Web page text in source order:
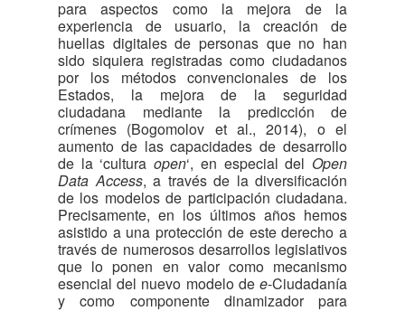
para aspectos como la mejora de la
experiencia de usuario, la creación de
huellas digitales de personas que no han
sido siquiera registradas como ciudadanos
por los métodos convencionales de los
Estados, la mejora de la seguridad
ciudadana mediante la predicción de
crímenes (Bogomolov et al., 2014), o el
aumento de las capacidades de desarrollo
de la ‘culturaopen‘, en especial del Open
Data Access, a través de la diversificación
de los modelos de participación ciudadana.
Precisamente, en los últimos años hemos
asistido a una protección de este derecho a
través de numerosos desarrollos legislativos
que lo ponen en valor como mecanismo
esencial del nuevo modelo de e-Ciudadanía
y como componente dinamizador para